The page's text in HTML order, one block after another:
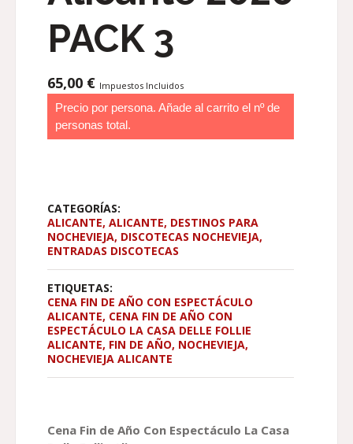
PACK 3
65,00 € Impuestos Incluidos
Precio por persona. Añade al carrito el nº de
personas total.
CATEGORÍAS:
ALICANTE, ALICANTE, DESTINOS PARA
NOCHEVIEJA, DISCOTECAS NOCHEVIEJA,
ENTRADAS DISCOTECAS
ETIQUETAS:
CENA FIN DE AÑO CON ESPECTÁCULO
ALICANTE, CENA FIN DE AÑO CON
ESPECTÁCULO LA CASA DELLE FOLLIE
ALICANTE, FIN DE AÑO, NOCHEVIEJA,
NOCHEVIEJA ALICANTE
Cena Fin de Año Con Espectáculo La Casa